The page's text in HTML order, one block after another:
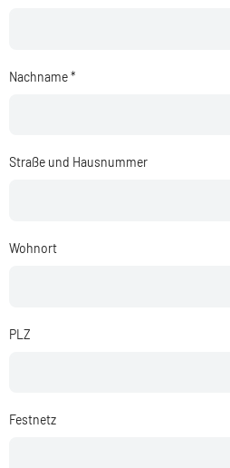
Nachname *
Straße und Hausnummer
Wohnort
PLZ
Festnetz